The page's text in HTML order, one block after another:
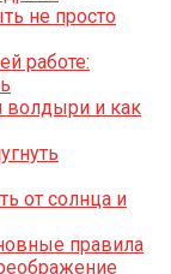
не просто
работе:
волдыри и как
от солнца и
правила